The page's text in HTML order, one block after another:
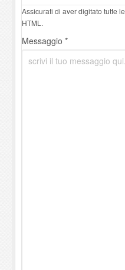
Assicurati di aver digitato tutte
HTML.
Messaggio *